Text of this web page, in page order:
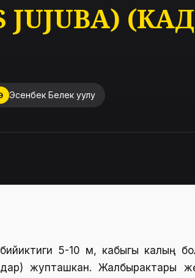
Эсенбек Белек уулу
5-10 м, кабыгы калың
жупташкан. Жалбырактары